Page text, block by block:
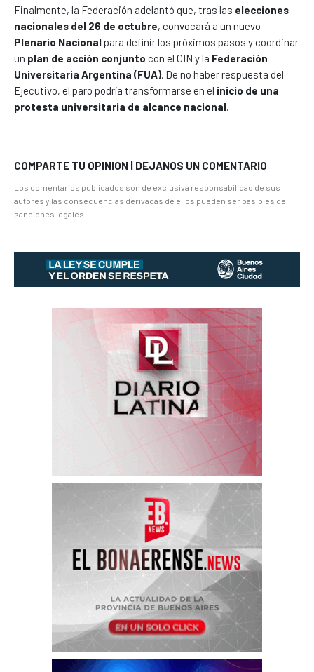
Finalmente, la Federación adelantó que, tras las elecciones
nacionales del 26 de octubre, convocará a un nuevo
Plenario Nacionalpara definir los próximos pasos y coordinar
un plan de acción conjunto con el CIN y la Federación
Universitaria Argentina (FUA). De no haber respuesta del
Ejecutivo, el paro podría transformarse en el inicio de una
protesta universitaria de alcance nacional.
COMPARTE TU OPINION | DEJANOS UN COMENTARIO
Los comentarios publicados son de exclusiva responsabilidad de sus
autores y las consecuencias derivadas de ellos pueden ser pasibles de
sanciones legales.